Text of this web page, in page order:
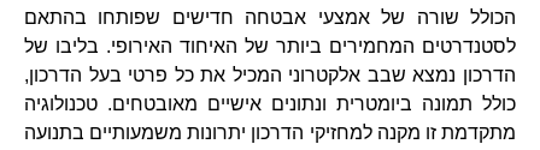
הכולל שורה של אמצעי אבטחה חדישים שפותחו בהתאם
לסטנדרטים המחמירים ביותר של האיחוד האירופי. בליבו של
הדרכון נמצא שבב אלקטרוני המכיל את כל פרטי בעל הדרכון,
כולל תמונה ביומטרית ונתונים אישיים מאובטחים. טכנולוגיה
מתקדמת זו מקנה למחזיקי הדרכון יתרונות משמעותיים בתנועה